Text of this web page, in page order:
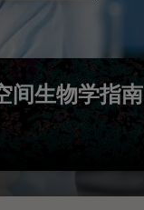
间生物学指南